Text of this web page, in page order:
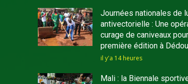
Journées nationales de
antivectorielle : Une
curage de caniveaux
première édition à
il y'a 14 heures
Mali : la Biennale